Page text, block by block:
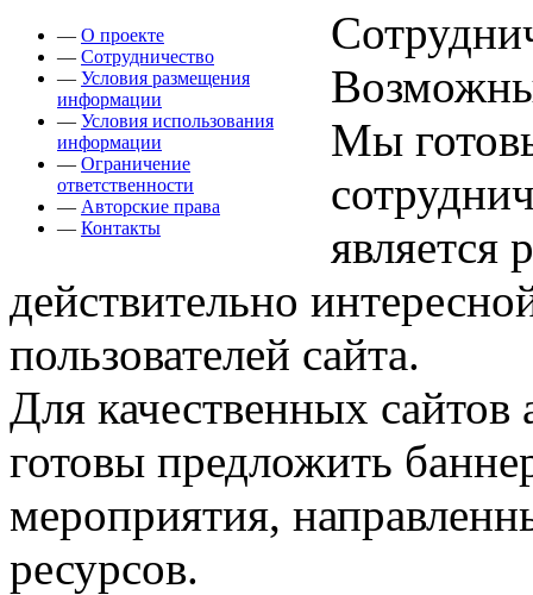
— О проекте
— Сотрудничество
— Условия размещения
информации
— Условия использования
информации
— Ограничение
ответственности
— Авторские права
— Контакты
Мы
является
действительно
пользователей сайта.
Для качественных
готовы предложить
мероприятия,
ресурсов.